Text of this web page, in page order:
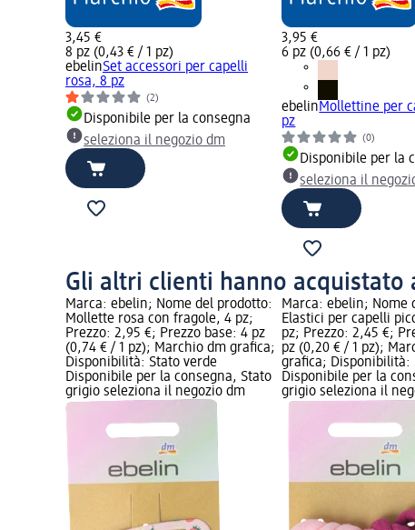
3,45 €
8 pz (0,43 € / 1 pz)
ebelinSet accessori per capelli
rosa, 8 pz
(2)
Disponibile per la consegna
seleziona il negozio dm
3,95 €
6 pz (0,66 € / 1 pz)
ebelinMollettine per
pz
(0)
Disponibile per la
seleziona il
Gli altri clienti hanno acquistato
Marca: ebelin; Nome del prodotto:
Mollette rosa con fragole, 4 pz;
Prezzo: 2,95 €; Prezzo base: 4 pz
(0,74 € / 1 pz); Marchio dm grafica;
Disponibilità: Stato verde
Disponibile per la consegna, Stato
grigio seleziona il negozio dm
Marca: ebelin; Nome
Elastici per capelli
pz; Prezzo: 2,45 €;
pz (0,20 € / 1 pz);
grafica; Disponibilità:
Disponibile per la
grigio seleziona il